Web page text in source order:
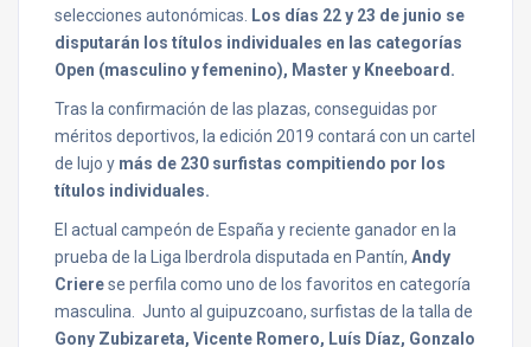
selecciones autonómicas.
Los días 22 y 23 de junio se
disputarán los títulos individuales en las categorías
Open (masculino y femenino), Master y Kneeboard.
Tras la confirmación de las plazas, conseguidas por
méritos deportivos, la edición 2019 contará con un cartel
de lujo y más de 230 surfistas compitiendo por los
títulos individuales.
El actual campeón de España y reciente ganador en la
prueba de la Liga Iberdrola disputada en Pantín, Andy
Crierese perfila como uno de los favoritos en categoría
masculina. Junto al guipuzcoano, surfistas de la talla de
Gony Zubizareta, Vicente Romero, Luís Díaz, Gonzalo